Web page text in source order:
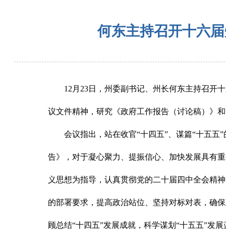
何东主持召开十六
12月23日，州委副书记、州长何东主持召开
议文件精神，研究《政府工作报告（讨论稿）》
会议指出，站在收官“十四五”、谋篇“十五
告》，对于凝心聚力、提振信心、加快发展具有
义思想为指导，认真贯彻党的二十届四中全会精
的部署要求，提高政治站位、坚持对标对表，确
顾总结“十四五”发展成就，科学谋划“十五五”发